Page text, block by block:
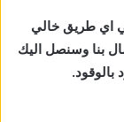
اي طريق خالي
بنا وسنصل اليك